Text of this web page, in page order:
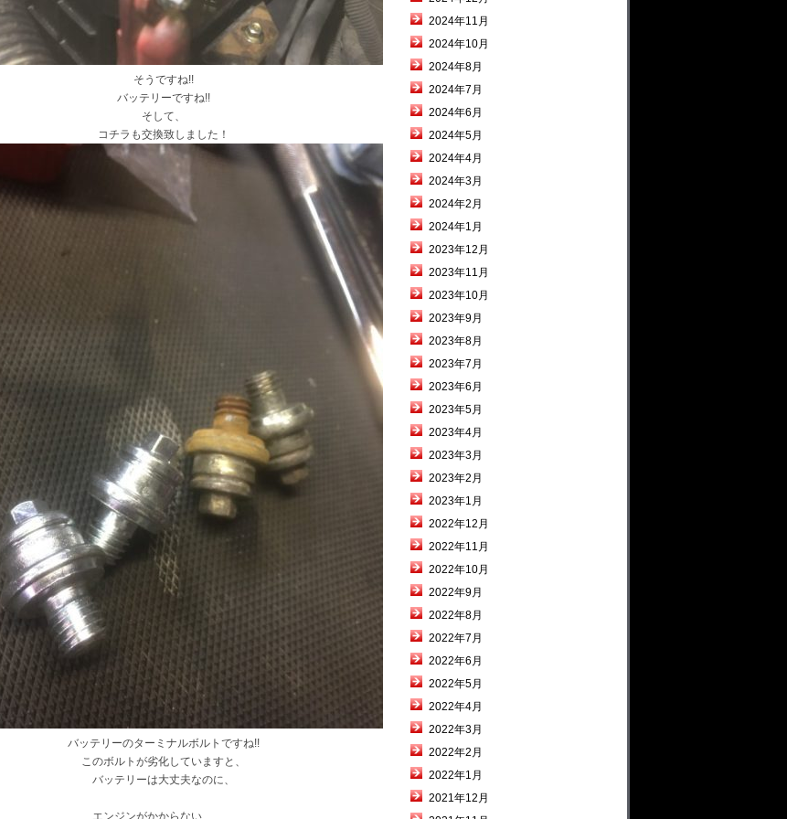
そうですね!!
バッテリーですね!!
そして、
コチラも交換致しました！
バッテリーのターミナルボルトですね!!
このボルトが劣化していますと、
バッテリーは大丈夫なのに、
エンジンがかからない、、、
2024年11月
2024年10月
2024年8月
2024年7月
2024年6月
2024年5月
2024年4月
2024年3月
2024年2月
2024年1月
2023年12月
2023年11月
2023年10月
2023年9月
2023年8月
2023年7月
2023年6月
2023年5月
2023年4月
2023年3月
2023年2月
2023年1月
2022年12月
2022年11月
2022年10月
2022年9月
2022年8月
2022年7月
2022年6月
2022年5月
2022年4月
2022年3月
2022年2月
2022年1月
2021年12月